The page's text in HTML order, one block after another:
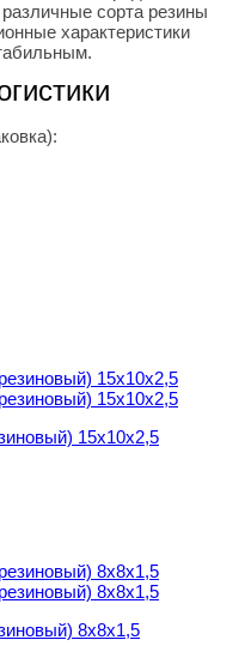
сорта резины
характеристики
15х10х2,5
15х10х2,5
8х8х1,5
8х8х1,5